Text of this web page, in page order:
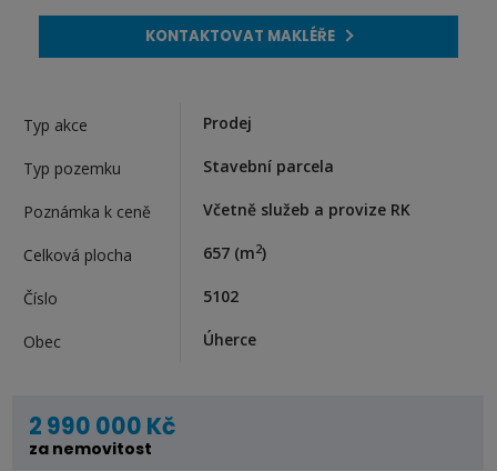
KONTAKTOVAT MAKLÉŘE
Typ akce Prodej
Typ pozemku Stavební parcela
Poznámka k ceně Včetně služeb a provize RK
Celková plocha 657 (m2)
Číslo 5102
Obec Úherce
2 990 000 Kč
za nemovitost